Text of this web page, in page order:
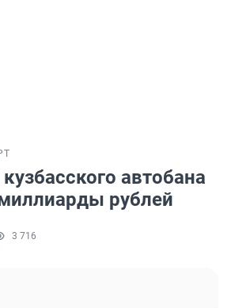
автобана
рублей
3 716